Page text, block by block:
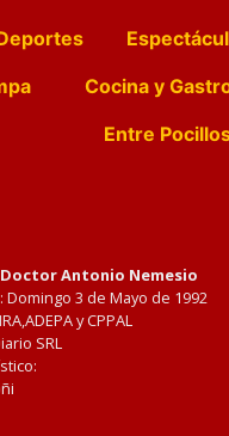
Cocina y
Entre
Doctor Antonio Nemesio
Domingo 3 de Mayo de 1992
y CPPAL
SRL